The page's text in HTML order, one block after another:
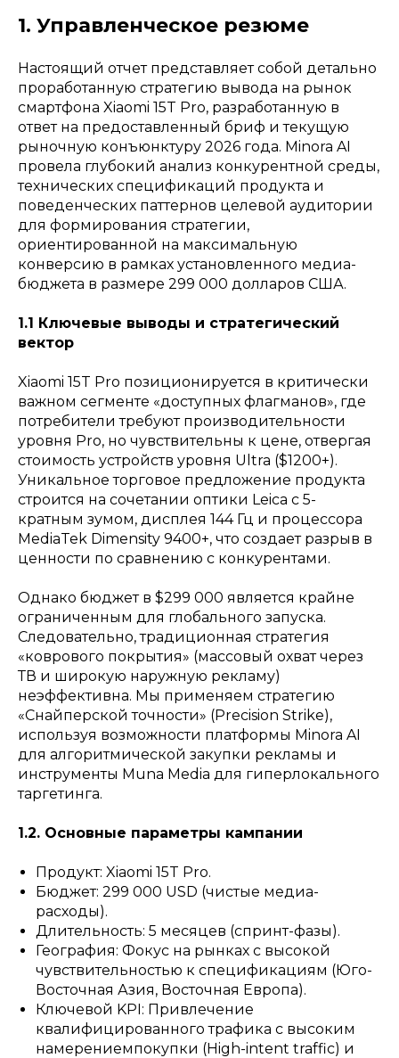
1. Управленческое резюме
Настоящий отчет представляет собой детально
проработанную стратегию вывода на рынок
смартфона Xiaomi 15T Pro, разработанную в
ответ на предоставленный бриф и текущую
рыночную конъюнктуру 2026 года. Minora AI
провела глубокий анализ конкурентной среды,
технических спецификаций продукта и
поведенческих паттернов целевой аудитории
для формирования стратегии,
ориентированной на максимальную
конверсию в рамках установленного медиа-
бюджета в размере 299 000 долларов США.
1.1 Ключевые выводы и стратегический
вектор
Xiaomi 15T Pro позиционируется в критически
важном сегменте «доступных флагманов», где
потребители требуют производительности
уровня Pro, но чувствительны к цене, отвергая
стоимость устройств уровня Ultra ($1200+).
Уникальное торговое предложение продукта
строится на сочетании оптики Leica с 5-
кратным зумом, дисплея 144 Гц и процессора
MediaTek Dimensity 9400+, что создает разрыв в
ценности по сравнению с конкурентами.
Однако бюджет в $299 000 является крайне
ограниченным для глобального запуска.
Следовательно, традиционная стратегия
«коврового покрытия» (массовый охват через
ТВ и широкую наружную рекламу)
неэффективна. Мы применяем стратегию
«Снайперской точности» (Precision Strike),
используя возможности платформы Minora AI
для алгоритмической закупки рекламы и
инструменты Muna Media для гиперлокального
таргетинга.
1.2. Основные параметры кампании
Продукт: Xiaomi 15T Pro.
Бюджет: 299 000 USD (чистые медиа-
расходы).
Длительность: 5 месяцев (спринт-фазы).
География: Фокус на рынках с высокой
чувствительностью к спецификациям (Юго-
Восточная Азия, Восточная Европа).
Ключевой KPI: Привлечение
квалифицированного трафика с высоким
намерениемпокупки (High-intent traffic) и